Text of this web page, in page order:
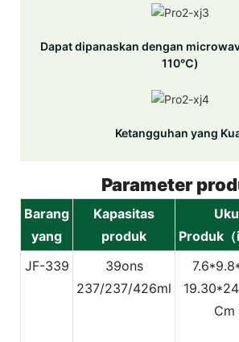
Dapat dipanaskan dengan
110℃)
Ketangguhan yang
Parameter
Barang
yang
Kapasitas
produk
Produk（
JF-339
39ons
237/237/426ml
Cm